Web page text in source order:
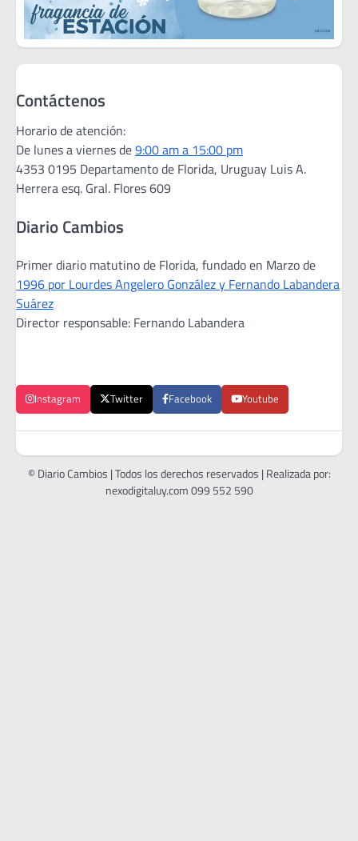
Contáctenos
Horario de atención:
De lunes a viernes de9:00 am a 15:00 pm
4353 0195 Departamento de Florida, Uruguay Luis A.
Herrera esq. Gral. Flores 609
Diario Cambios
Primer diario matutino de Florida, fundado en Marzo de
1996 por Lourdes Angelero González y Fernando Labandera
Suárez
Director responsable: Fernando Labandera
Instagram Twitter Facebook Youtube